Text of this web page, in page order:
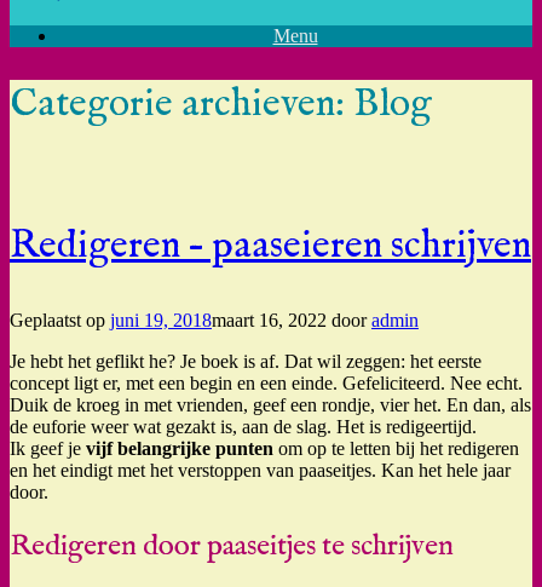
Menu
Categorie archieven: Blog
Redigeren – paaseieren schrijven
Geplaatst op juni 19, 2018maart 16, 2022 dooradmin
Je hebt het geflikt he? Je boek is af. Dat wil zeggen: het eerste
concept ligt er, met een begin en een einde. Gefeliciteerd. Nee echt.
Duik de kroeg in met vrienden, geef een rondje, vier het. En dan, als
de euforie weer wat gezakt is, aan de slag. Het is redigeertijd.
Ik geef je vijf belangrijke punten om op te letten bij het redigeren
en het eindigt met het verstoppen van paaseitjes. Kan het hele jaar
door.
Redigeren door paaseitjes te schrijven